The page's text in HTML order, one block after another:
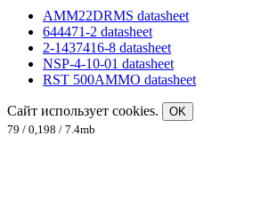
AMM22DRMS datasheet
644471-2 datasheet
2-1437416-8 datasheet
NSP-4-10-01 datasheet
RST 500AMMO datasheet
Сайт использует cookies.
OK
79 / 0,198 / 7.4mb